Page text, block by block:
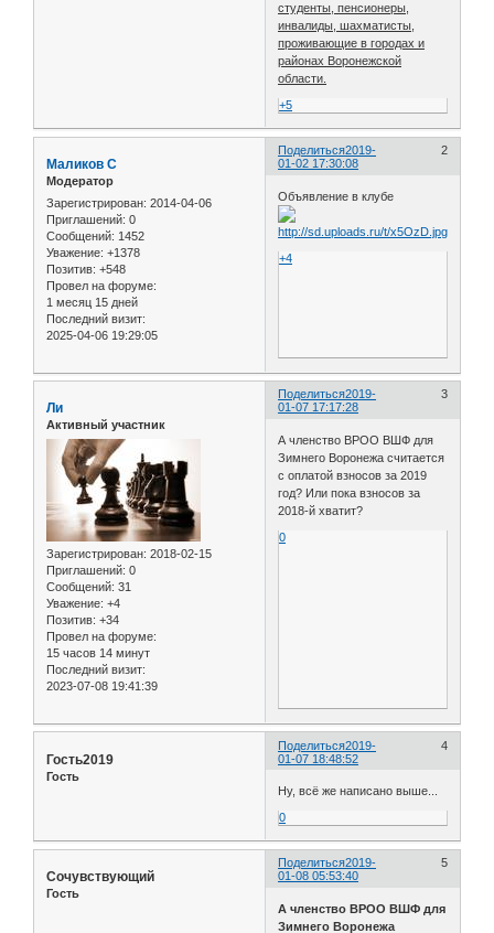
студенты, пенсионеры,
инвалиды, шахматисты,
проживающие в городах и
районах Воронежской
области.
+5
Поделиться 2
2019-
01-02 17:30:08
Маликов С
Модератор
Зарегистрирован: 2014-04-06
Приглашений: 0
Сообщений: 1452
Уважение: +1378
Позитив: +548
Провел на форуме:
1 месяц 15 дней
Последний визит:
2025-04-06 19:29:05
Объявление в клубе
+4
Поделиться 3
2019-
01-07 17:17:28
Ли
Активный участник
Зарегистрирован: 2018-02-15
Приглашений: 0
Сообщений: 31
Уважение: +4
Позитив: +34
Провел на форуме:
15 часов 14 минут
Последний визит:
2023-07-08 19:41:39
А членство ВРОО ВШФ для
Зимнего Воронежа считается
с оплатой взносов за 2019
год? Или пока взносов за
2018-й хватит?
0
Поделиться 4
2019-
01-07 18:48:52
Гость2019
Гость
Ну, всё же написано выше...
0
Поделиться 5
2019-
01-08 05:53:40
Сочувствующий
Гость
А членство ВРОО ВШФ для
Зимнего Воронежа